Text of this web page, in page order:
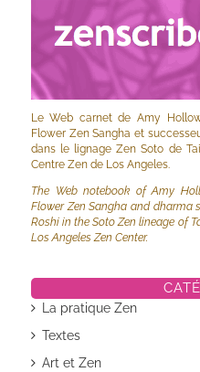
Le Web carnet de Amy
Flower Zen Sangha et
dans le lignage Zen Soto de
Centre Zen de Los Angeles.
The Web notebook of Amy
Flower Zen Sangha and dharma
Roshi in the Soto Zen lineage of
Los Angeles Zen Center.
La pratique Zen
Textes
Art et Zen